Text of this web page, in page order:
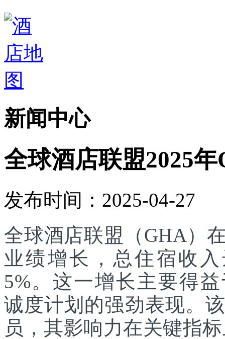
新闻中心
全球酒店联盟2025
发布时间：2025-04-27
全球酒店联盟（GHA）
业绩增长，总住宿收
5%。这一增长主要得
诚度计划的强劲表现。
员，其影响力在关键指